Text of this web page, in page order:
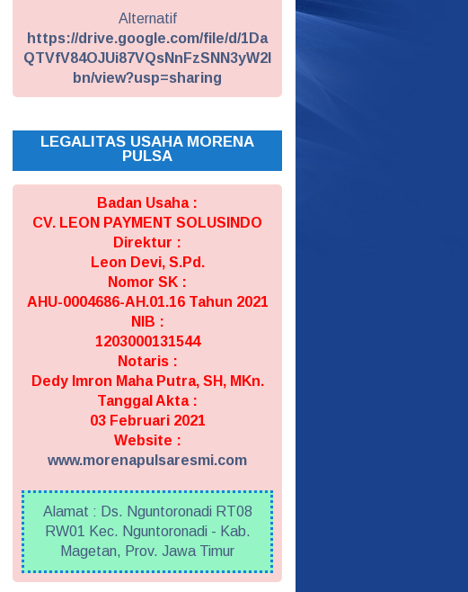
Alternatif
https://drive.google.com/file/d/1Da
QTVfV84OJUi87VQsNnFzSNN3yW2I
bn/view?usp=sharing
LEGALITAS USAHA MORENA
PULSA
Badan Usaha :
CV. LEON PAYMENT SOLUSINDO
Direktur :
Leon Devi, S.Pd.
Nomor SK :
AHU-0004686-AH.01.16 Tahun 2021
NIB :
1203000131544
Notaris :
Dedy Imron Maha Putra, SH, MKn.
Tanggal Akta :
03 Februari 2021
Website :
www.morenapulsaresmi.com
Alamat : Ds. Nguntoronadi RT08
RW01 Kec. Nguntoronadi - Kab.
Magetan, Prov. Jawa Timur